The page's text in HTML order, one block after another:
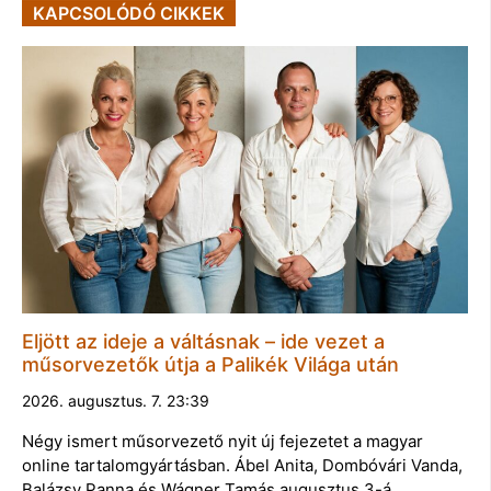
KAPCSOLÓDÓ CIKKEK
Eljött az ideje a váltásnak – ide vezet a
műsorvezetők útja a Palikék Világa után
2026. augusztus. 7. 23:39
Négy ismert műsorvezető nyit új fejezetet a magyar
online tartalomgyártásban. Ábel Anita, Dombóvári Vanda,